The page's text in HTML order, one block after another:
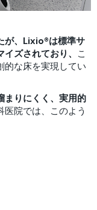
が、Lixio®は標準サ
ズされており、 こ
的な床を実現してい
まりにくく、実用的
医院では、このよう